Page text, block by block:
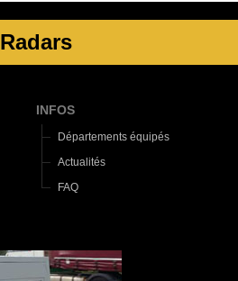
Radars
INFOS
Départements équipés
Actualités
FAQ